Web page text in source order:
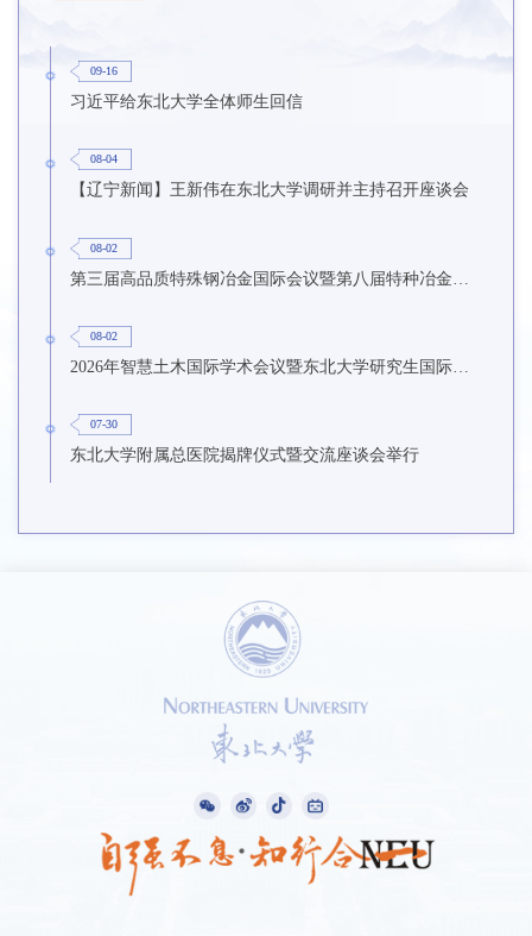
09-16
习近平给东北大学全体师生回信
08-04
【辽宁新闻】王新伟在东北大学调研并主持召开座谈会
08-02
08-02
2026年智慧土木国际学术会议暨东北大学研究生国际暑期学校第九期在东北大学召开
07-30
东北大学附属总医院揭牌仪式暨交流座谈会举行